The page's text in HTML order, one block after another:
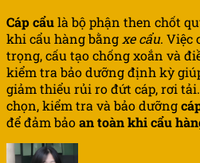
Cáp cẩulà bộ phận then chốt
khi cẩu hàng bằng xe cẩu. Việc
trọng, cấu tạo chống xoắn và
kiểm tra bảo dưỡng định kỳ
giảm thiểu rủi ro đứt cáp, rơi
chọn, kiểm tra và bảo dưỡng
để đảm bảoan toàn khi cẩu